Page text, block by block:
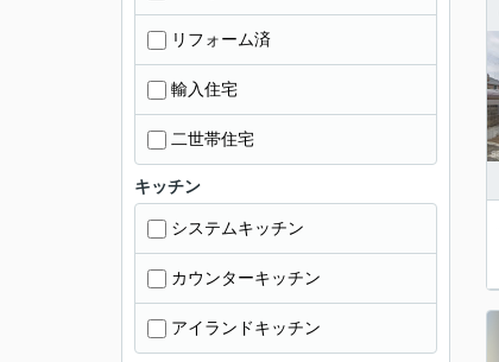
リフォーム済
輸入住宅
二世帯住宅
キッチン
システムキッチン
カウンターキッチン
アイランドキッチン